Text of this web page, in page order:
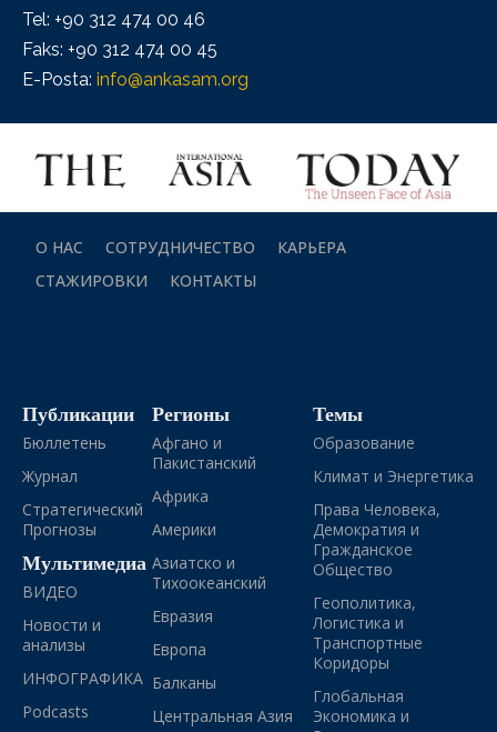
Tel: +90 312 474 00 46
Faks: +90 312 474 00 45
E-Posta: info@ankasam.org
О НАС СОТРУДНИЧЕСТВО
КАРЬЕРА
СТАЖИРОВКИ
КОНТАКТЫ
Публикации
Бюллетень
Журнал
Стратегический
Прогнозы
Мультимедиа
ВИДЕО
Новости и
анализы
ИНФОГРАФИКА
Podcasts
Регионы
Афгано и
Пакистанский
Африка
Америки
Азиатско и
Тихоокеанский
Евразия
Европа
Балканы
Центральная Азия
Темы
Образование
Климат и Энергетика
Права Человека,
Демократия и
Гражданское
Общество
Геополитика,
Логистика и
Транспортные
Коридоры
Глобальная
Экономика и